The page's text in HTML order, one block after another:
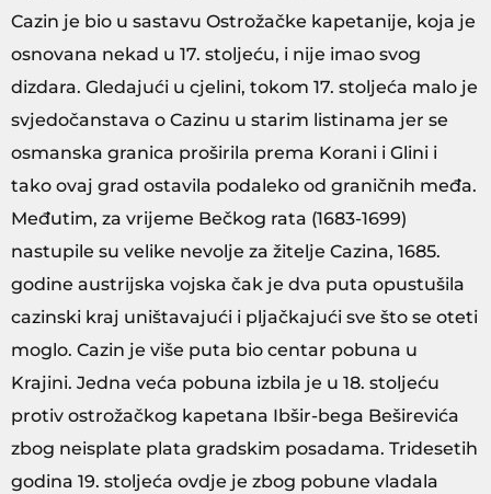
Cazin je bio u sastavu Ostrožačke kapetanije, koja je
osnovana nekad u 17. stoljeću, i nije imao svog
dizdara. Gledajući u cjelini, tokom 17. stoljeća malo je
svjedočanstava o Cazinu u starim listinama jer se
osmanska granica proširila prema Korani i Glini i
tako ovaj grad ostavila podaleko od graničnih međa.
Međutim, za vrijeme Bečkog rata (1683-1699)
nastupile su velike nevolje za žitelje Cazina, 1685.
godine austrijska vojska čak je dva puta opustušila
cazinski kraj uništavajući i pljačkajući sve što se oteti
moglo. Cazin je više puta bio centar pobuna u
Krajini. Jedna veća pobuna izbila je u 18. stoljeću
protiv ostrožačkog kapetana Ibšir-bega Beširevića
zbog neisplate plata gradskim posadama. Tridesetih
godina 19. stoljeća ovdje je zbog pobune vladala